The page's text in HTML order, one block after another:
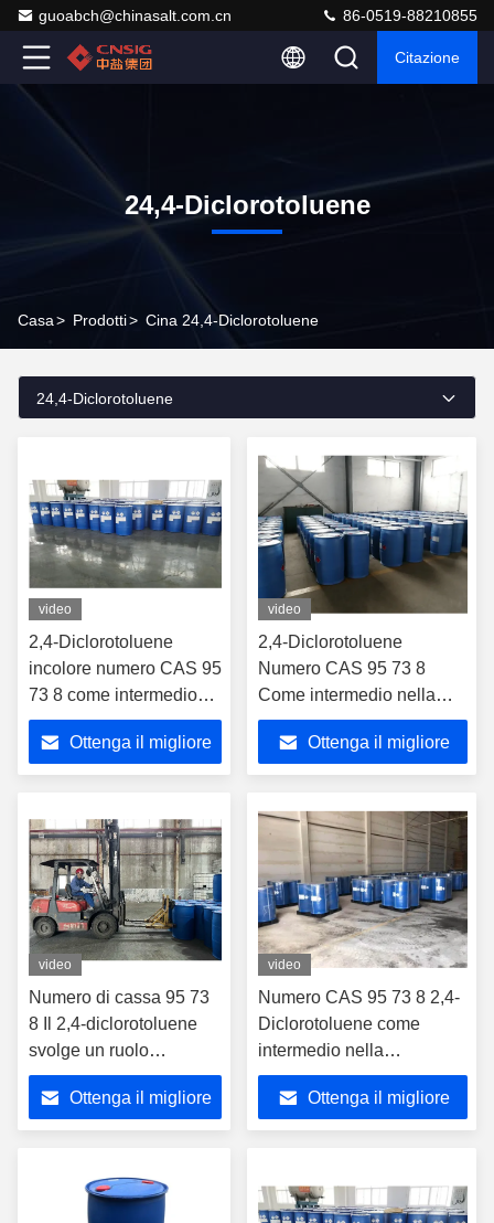
guoabch@chinasalt.com.cn 86-0519-88210855
Citazione
24,4-Diclorotoluene
Casa> Prodotti> Cina 24,4-Diclorotoluene
24,4-Diclorotoluene
video
2,4-Diclorotoluene
incolore numero CAS 95
73 8 come intermedio
nella sintesi di erbicidi
Ottenga il migliore
video
2,4-Diclorotoluene
Numero CAS 95 73 8
Come intermedio nella
produzione di coloranti e
pigmentiOttenga il migliore
video
Numero di cassa 95 73
8 Il 2,4-diclorotoluene
svolge un ruolo
importante nella sintesi
chimicaOttenga il migliore
video
Numero CAS 95 73 8 2,4-
Diclorotoluene come
intermedio nella
produzione di polimeri
Ottenga il migliore